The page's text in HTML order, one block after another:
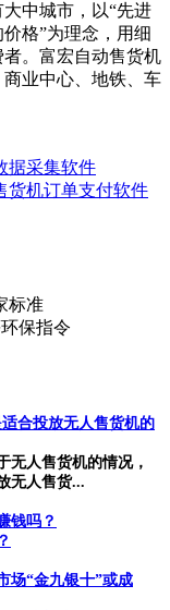
中城市，以“先进
格”为理念，用细
。富宏自动售货机
业中心、地铁、车
据采集软件
货机订单支付软件
标准
保指令
合投放无人售货机的
无人售货机的情况，
无人售货...
钱吗？
场“金九银十”或成